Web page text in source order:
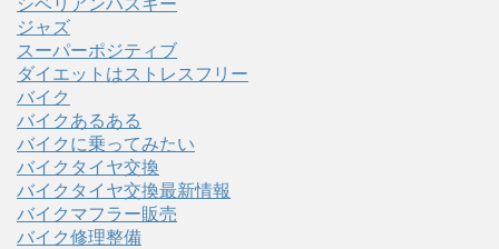
ジャズ
スーパーポジティブ
ダイエットはストレスフリー
バイク
バイクあるある
バイクに乗ってみたい
バイクタイヤ交換
バイクタイヤ交換最新情報
バイクマフラー販売
バイク修理整備